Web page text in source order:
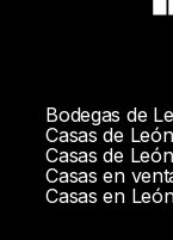
Bodegas de
Casas de León
Casas de León
Casas en
Casas en